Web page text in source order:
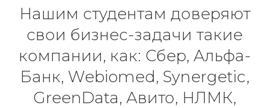
Нашим студентам доверяют
свои бизнес-задачи такие
компании, как: Сбер, Альфа-
Банк, Webiomed, Synergetic,
GreenData, Авито, НЛМК,